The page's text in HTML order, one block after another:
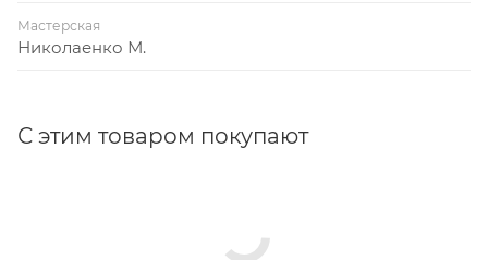
Мастерская
Николаенко М.
С этим товаром покупают